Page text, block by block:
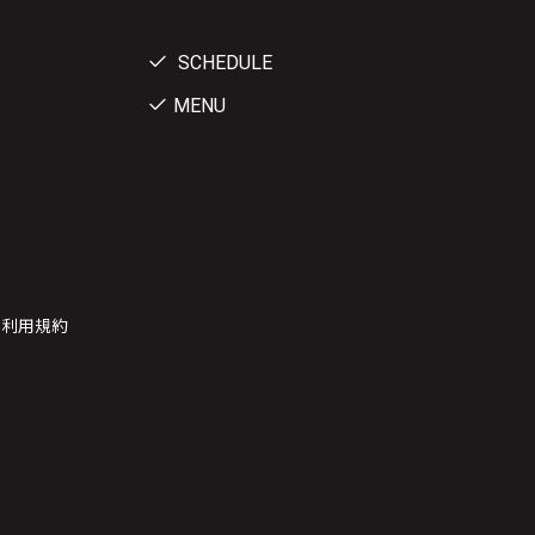
SCHEDULE
MENU
用規約